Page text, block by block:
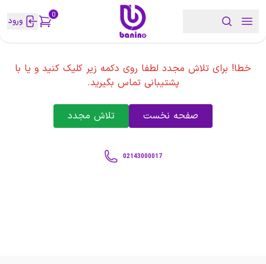
0 ورود
خطا! برای تلاش مجدد لطفا روی دکمه زیر کلیک کنید و یا با
پشتیبانی تماس بگیرید.
صفحه نخست تلاش مجدد
02143000017